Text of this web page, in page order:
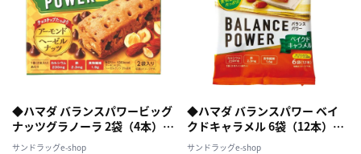
◆ハマダ バランスパワービッグ
ナッツグラノーラ 2袋（4本）
【8個セット】
サンドラッグe-shop
◆ハマダ バランスパワー ベイ
クドキャラメル 6袋（12本）
【10個セット】
サンドラッグe-shop